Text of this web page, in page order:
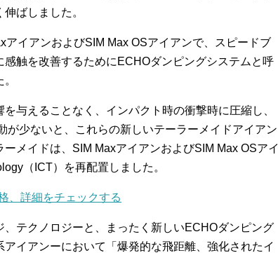
ばしました。
イアンおよびSIM Max OSアイアンで、スピードブ
触を改善するためにECHOダンピングシステムと呼
与えることなく、インパクト時の衝撃時に圧縮し、
が少ないと、これらの新しいテーラーメイドアイアン
メイドは、SIM MaxアイアンおよびSIM Max OSアイ
（ICT）を再配置しました。
、詳細をチェックする
テクノロジーと、まったく新しいECHOダンピング
イアンーにおいて「爆発的な飛距離、強化されたイ